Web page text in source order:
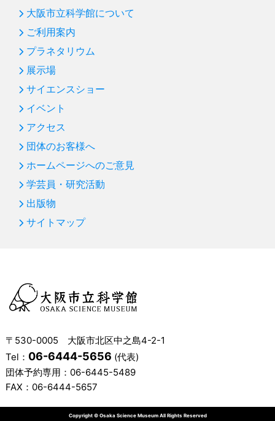
大阪市立科学館について
ご利用案内
プラネタリウム
展示場
サイエンスショー
イベント
アクセス
団体のお客様へ
ホームページへのご意見
学芸員・研究活動
出版物
サイトマップ
〒530-0005 大阪市北区中之島4-2-1
Tel： 06-6444-5656 (代表)
団体予約専用： 06-6445-5489
FAX：06-6444-5657
Copyright © Osaka Science Museum All Rights Reserved